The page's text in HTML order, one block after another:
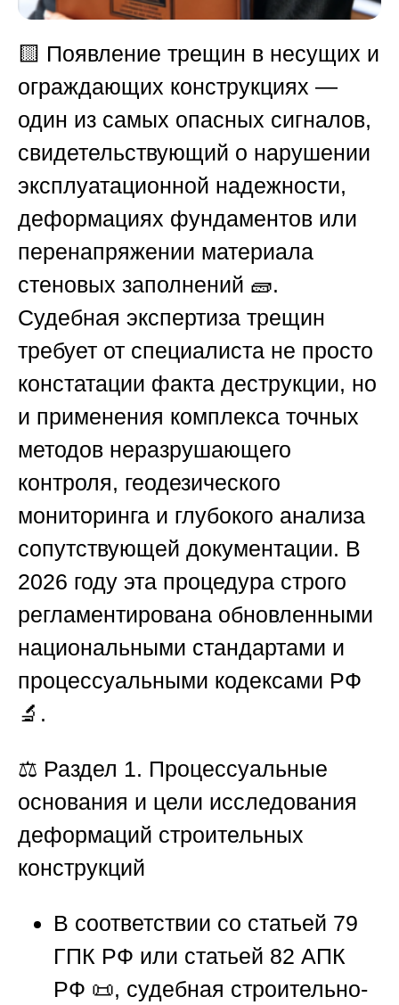
🟨 Появление трещин в несущих и
ограждающих конструкциях —
один из самых опасных сигналов,
свидетельствующий о нарушении
эксплуатационной надежности,
деформациях фундаментов или
перенапряжении материала
стеновых заполнений 🧱.
Судебная экспертиза трещин
требует от специалиста не просто
констатации факта деструкции, но
и применения комплекса точных
методов неразрушающего
контроля, геодезического
мониторинга и глубокого анализа
сопутствующей документации. В
2026 году эта процедура строго
регламентирована обновленными
национальными стандартами и
процессуальными кодексами РФ
🔬.
⚖️ Раздел 1. Процессуальные
основания и цели исследования
деформаций строительных
конструкций
В соответствии со статьей 79
ГПК РФ или статьей 82 АПК
РФ 📜, судебная строительно-